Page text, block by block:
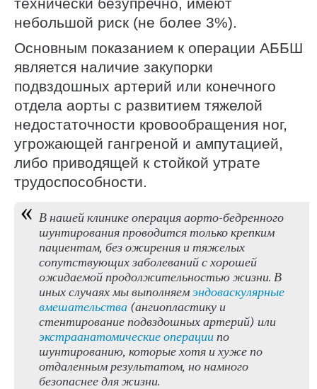
небольшой риск (не более 3%).
Основным показанием к операции АББШ
является наличие закупорки
подвздошных артерий или конечного
отдела аорты с развитием тяжелой
недостаточности кровообращения ног,
угрожающей гангреной и ампутацией,
либо приводящей к стойкой утрате
трудоспособности.
В нашей клинике операция аорто-бедренного
шунтирования проводится только крепким
пациентам, без ожирения и тяжелых
сопутствующих заболеваний с хорошей
ожидаемой продолжительностью жизни. В
иных случаях мы выполняем эндоваскулярные
вмешательства (ангиопластику и
стентирование подвздошных артерий) или
экстраанатомические операции по
шунтированию, которые хотя и хуже по
отдаленным результатом, но намного
безопаснее для жизни.